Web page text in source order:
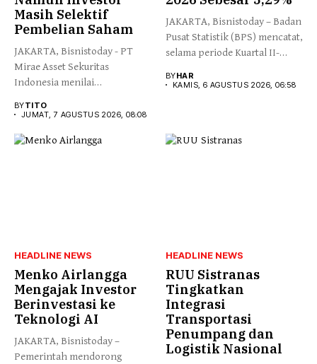
Masih Selektif
Pembelian Saham
JAKARTA, Bisnistoday - PT
Mirae Asset Sekuritas
Indonesia menilai
Indonesia...
BYTITO
JUMAT, 7 AGUSTUS 2026, 08:08
JAKARTA, Bisnistoday – Badan
Pusat Statistik (BPS) mencatat,
selama periode Kuartal II-
BYHAR
KAMIS, 6 AGUSTUS 2026, 06:58
HEADLINE NEWS
Menko Airlangga
Mengajak Investor
Berinvestasi ke
Teknologi AI
JAKARTA, Bisnistoday –
Pemerintah mendorong
HEADLINE NEWS
RUU Sistranas
Tingkatkan
Integrasi
Transportasi
Penumpang dan
Logistik Nasional